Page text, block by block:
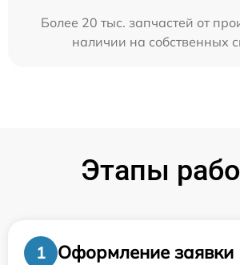
Более 20 тыс. запчастей от
наличии на собственных
Этапы
1
Оформление заявки